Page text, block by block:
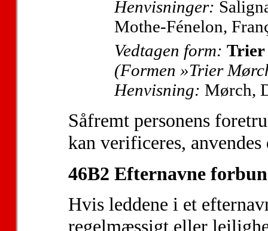
Henvisninger:
Mothe-Fénelon,
Vedtagen form: Trier
(Formen »Trier
Henvisning: Mørch,
Såfremt personens
kan verificeres,
46B2 Efternavne
Hvis leddene i et
regelmæssigt eller